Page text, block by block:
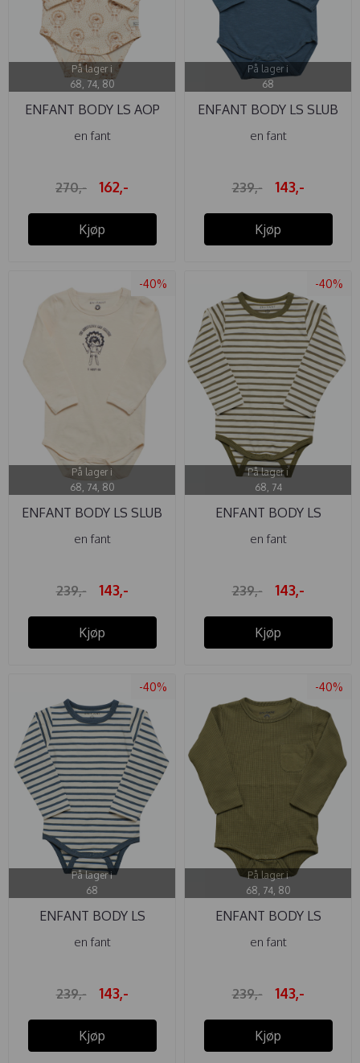
På lager i
68, 74, 80
ENFANT BODY LS AOP
WHITE ...
en fant
270,- 162,-
Kjøp
På lager i
68
ENFANT BODY LS SLUB
DARK ...
en fant
239,- 143,-
Kjøp
-40%
På lager i
68, 74, 80
ENFANT BODY LS SLUB
WHITE ...
en fant
239,- 143,-
Kjøp
-40%
På lager i
68, 74
ENFANT BODY LS
STRIPE BURNT ...
en fant
239,- 143,-
Kjøp
-40%
På lager i
68
ENFANT BODY LS
STRIPE DARK ...
en fant
239,- 143,-
Kjøp
-40%
På lager i
68, 74, 80
ENFANT BODY LS
WAFFLE BURNT ...
en fant
239,- 143,-
Kjøp